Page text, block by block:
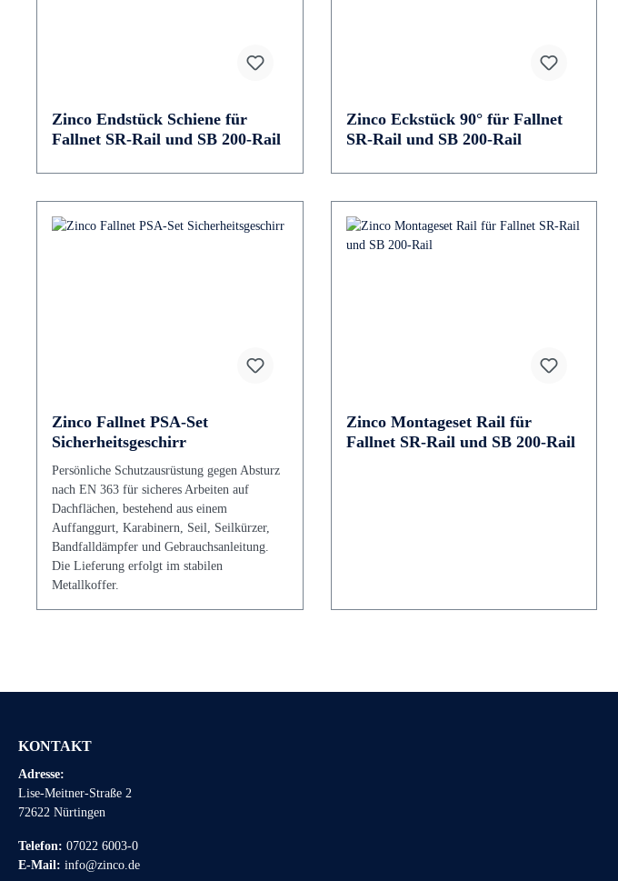
Zinco Endstück Schiene für
Fallnet SR-Rail und SB 200-Rail
Zinco Eckstück 90° für Fallnet
SR-Rail und SB 200-Rail
Zinco Fallnet PSA-Set
Sicherheitsgeschirr
Persönliche Schutzausrüstung gegen Absturz
nach EN 363 für sicheres Arbeiten auf
Dachflächen, bestehend aus einem
Auffanggurt, Karabinern, Seil, Seilkürzer,
Bandfalldämpfer und Gebrauchsanleitung.
Die Lieferung erfolgt im stabilen
Metallkoffer.
Zinco Montageset Rail für
Fallnet SR-Rail und SB 200-Rail
KONTAKT
Adresse:
Lise-Meitner-Straße 2
72622 Nürtingen
Telefon: 07022 6003-0
E-Mail: info@zinco.de